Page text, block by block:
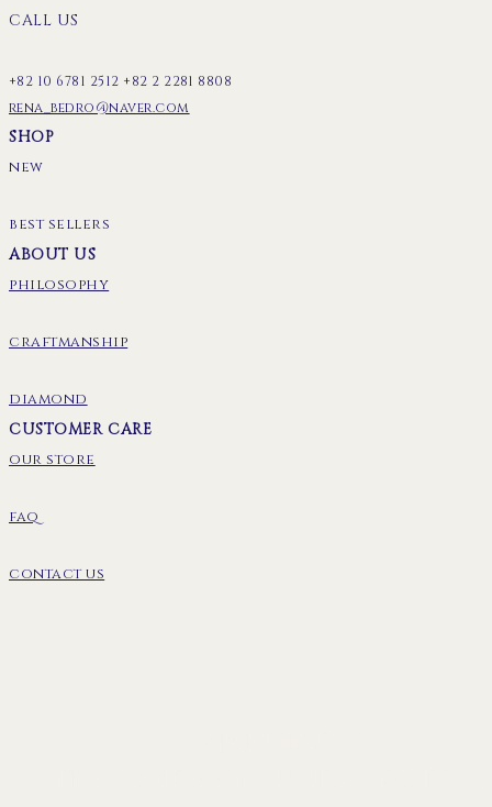
CALL US
+82 10 6781 2512 +82 2 2281 8808
rena_bedro@naver.com
SHOP
new
best sellers
ABOUT US
philosophy
craftmanship
diamond
CUSTOMER CARE
our store
faq
contact us